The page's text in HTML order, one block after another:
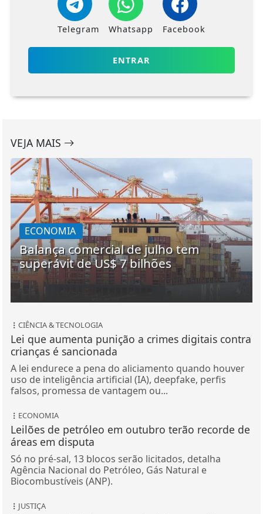
Telegram Whatsapp Facebook
ENTRAR
VEJA MAIS
ECONOMIA
Balança comercial de julho tem
superávit de US$ 7 bilhões
CIÊNCIA & TECNOLOGIA
Lei que aumenta punição a crimes digitais contra
crianças é sancionada
A lei endurece a pena do aliciamento quando houver
uso de inteligência artificial (IA), deepfake, perfis
falsos, promessa de vantagem ou...
ECONOMIA
Leilões de petróleo em outubro terão recorde de
áreas em disputa
Só no pré-sal, 13 blocos serão licitados, detalha
Agência Nacional do Petróleo, Gás Natural e
Biocombustíveis (ANP).
JUSTIÇA